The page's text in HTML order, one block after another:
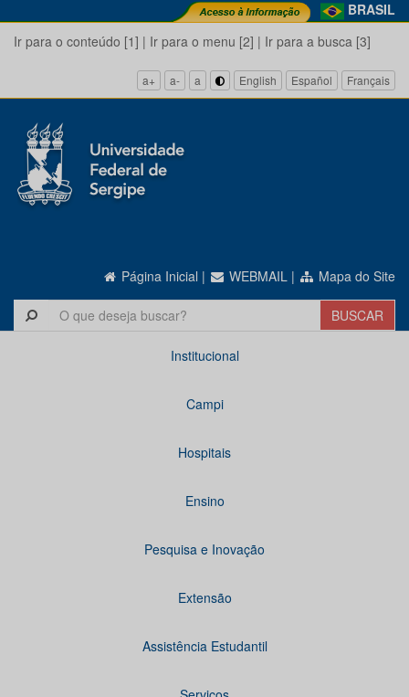
BRASIL
Ir para o conteúdo [1] | Ir para o menu [2] | Ir para a busca [3]
a+ a- a English Español Français
Página Inicial | WEBMAIL | Mapa do Site
Institucional
Campi
Hospitais
Ensino
Pesquisa e Inovação
Extensão
Assistência Estudantil